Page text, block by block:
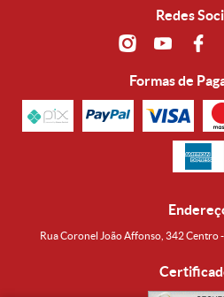
Redes
Formas de
Rua Coronel João Affonso, 342 Centro